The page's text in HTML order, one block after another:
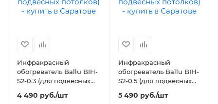
Инфракрасный
обогреватель Ballu BIH-
S2-0.3 (для подвесных
4 490 руб./шт
Инфракрасный
обогреватель Ballu BIH-
S2-0.5 (для подвесных
5 490 руб./шт